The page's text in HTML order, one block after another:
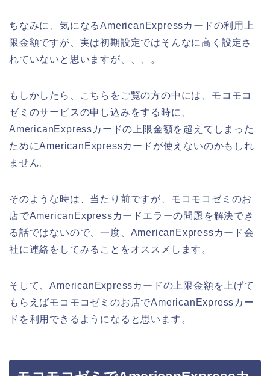
ちなみに、気になるAmericanExpressカードの利用上
限金額ですが、実は初期設定ではそんなに高く設定さ
れていないと思いますが、、、。
もしかしたら、こちらをご覧の方の中には、モコモコ
ゼミのサービスの申し込みをする時に、
AmericanExpressカードの上限金額を超えてしまった
ためにAmericanExpressカードが使えないのかもしれ
ません。
そのような時は、当たり前ですが、モコモコゼミのお
店でAmericanExpressカードエラーの問題を解決でき
る話ではないので、一度、AmericanExpressカード会
社に連絡をしてみることをオススメします。
そして、AmericanExpressカードの上限金額を上げて
もらえばモコモコゼミのお店でAmericanExpressカー
ドを利用できるようになると思います。